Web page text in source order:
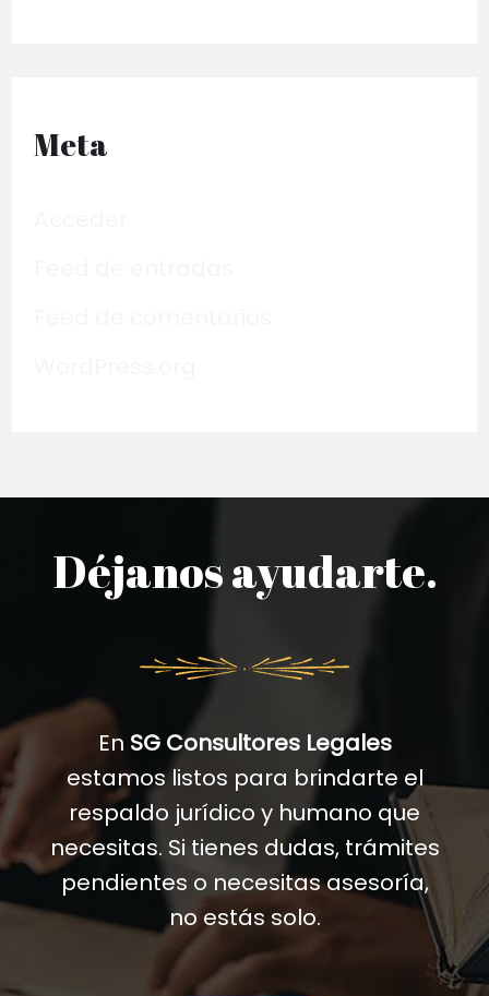
Meta
Déjanos ayudarte.
En SG Consultores Legales
estamos listos para brindarte el
respaldo jurídico y humano que
necesitas. Si tienes dudas, trámites
pendientes o necesitas asesoría,
no estás solo.